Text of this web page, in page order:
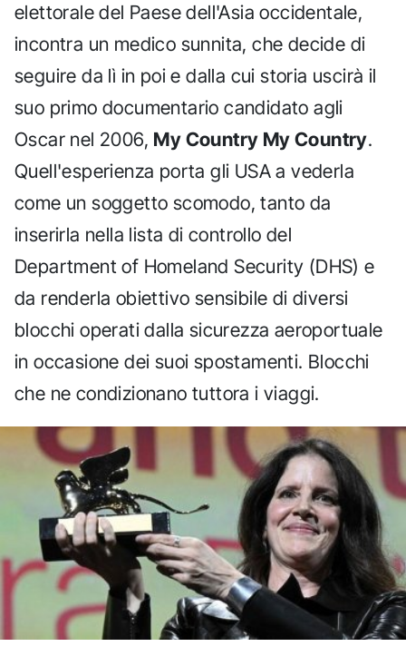
elettorale del Paese dell'Asia occidentale,
incontra un medico sunnita, che decide di
seguire da lì in poi e dalla cui storia uscirà il
suo primo documentario candidato agli
Oscar nel 2006, My Country My Country.
Quell'esperienza porta gli USA a vederla
come un soggetto scomodo, tanto da
inserirla nella lista di controllo del
Department of Homeland Security (DHS) e
da renderla obiettivo sensibile di diversi
blocchi operati dalla sicurezza aeroportuale
in occasione dei suoi spostamenti. Blocchi
che ne condizionano tuttora i viaggi.